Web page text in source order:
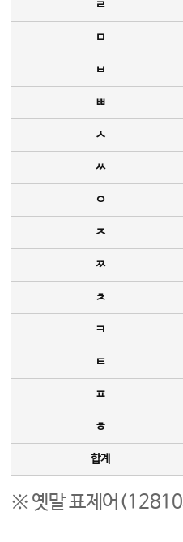
ㄹ
ㅁ
ㅂ
ㅃ
ㅅ
ㅆ
ㅇ
ㅈ
ㅉ
ㅊ
ㅋ
ㅌ
ㅍ
ㅎ
합계
※ 옛말 표제어(12810